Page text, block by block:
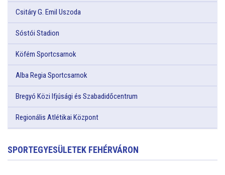
Csitáry G. Emil Uszoda
Sóstói Stadion
Köfém Sportcsarnok
Alba Regia Sportcsarnok
Bregyó Közi Ifjúsági és Szabadidőcentrum
Regionális Atlétikai Központ
SPORTEGYESÜLETEK FEHÉRVÁRON